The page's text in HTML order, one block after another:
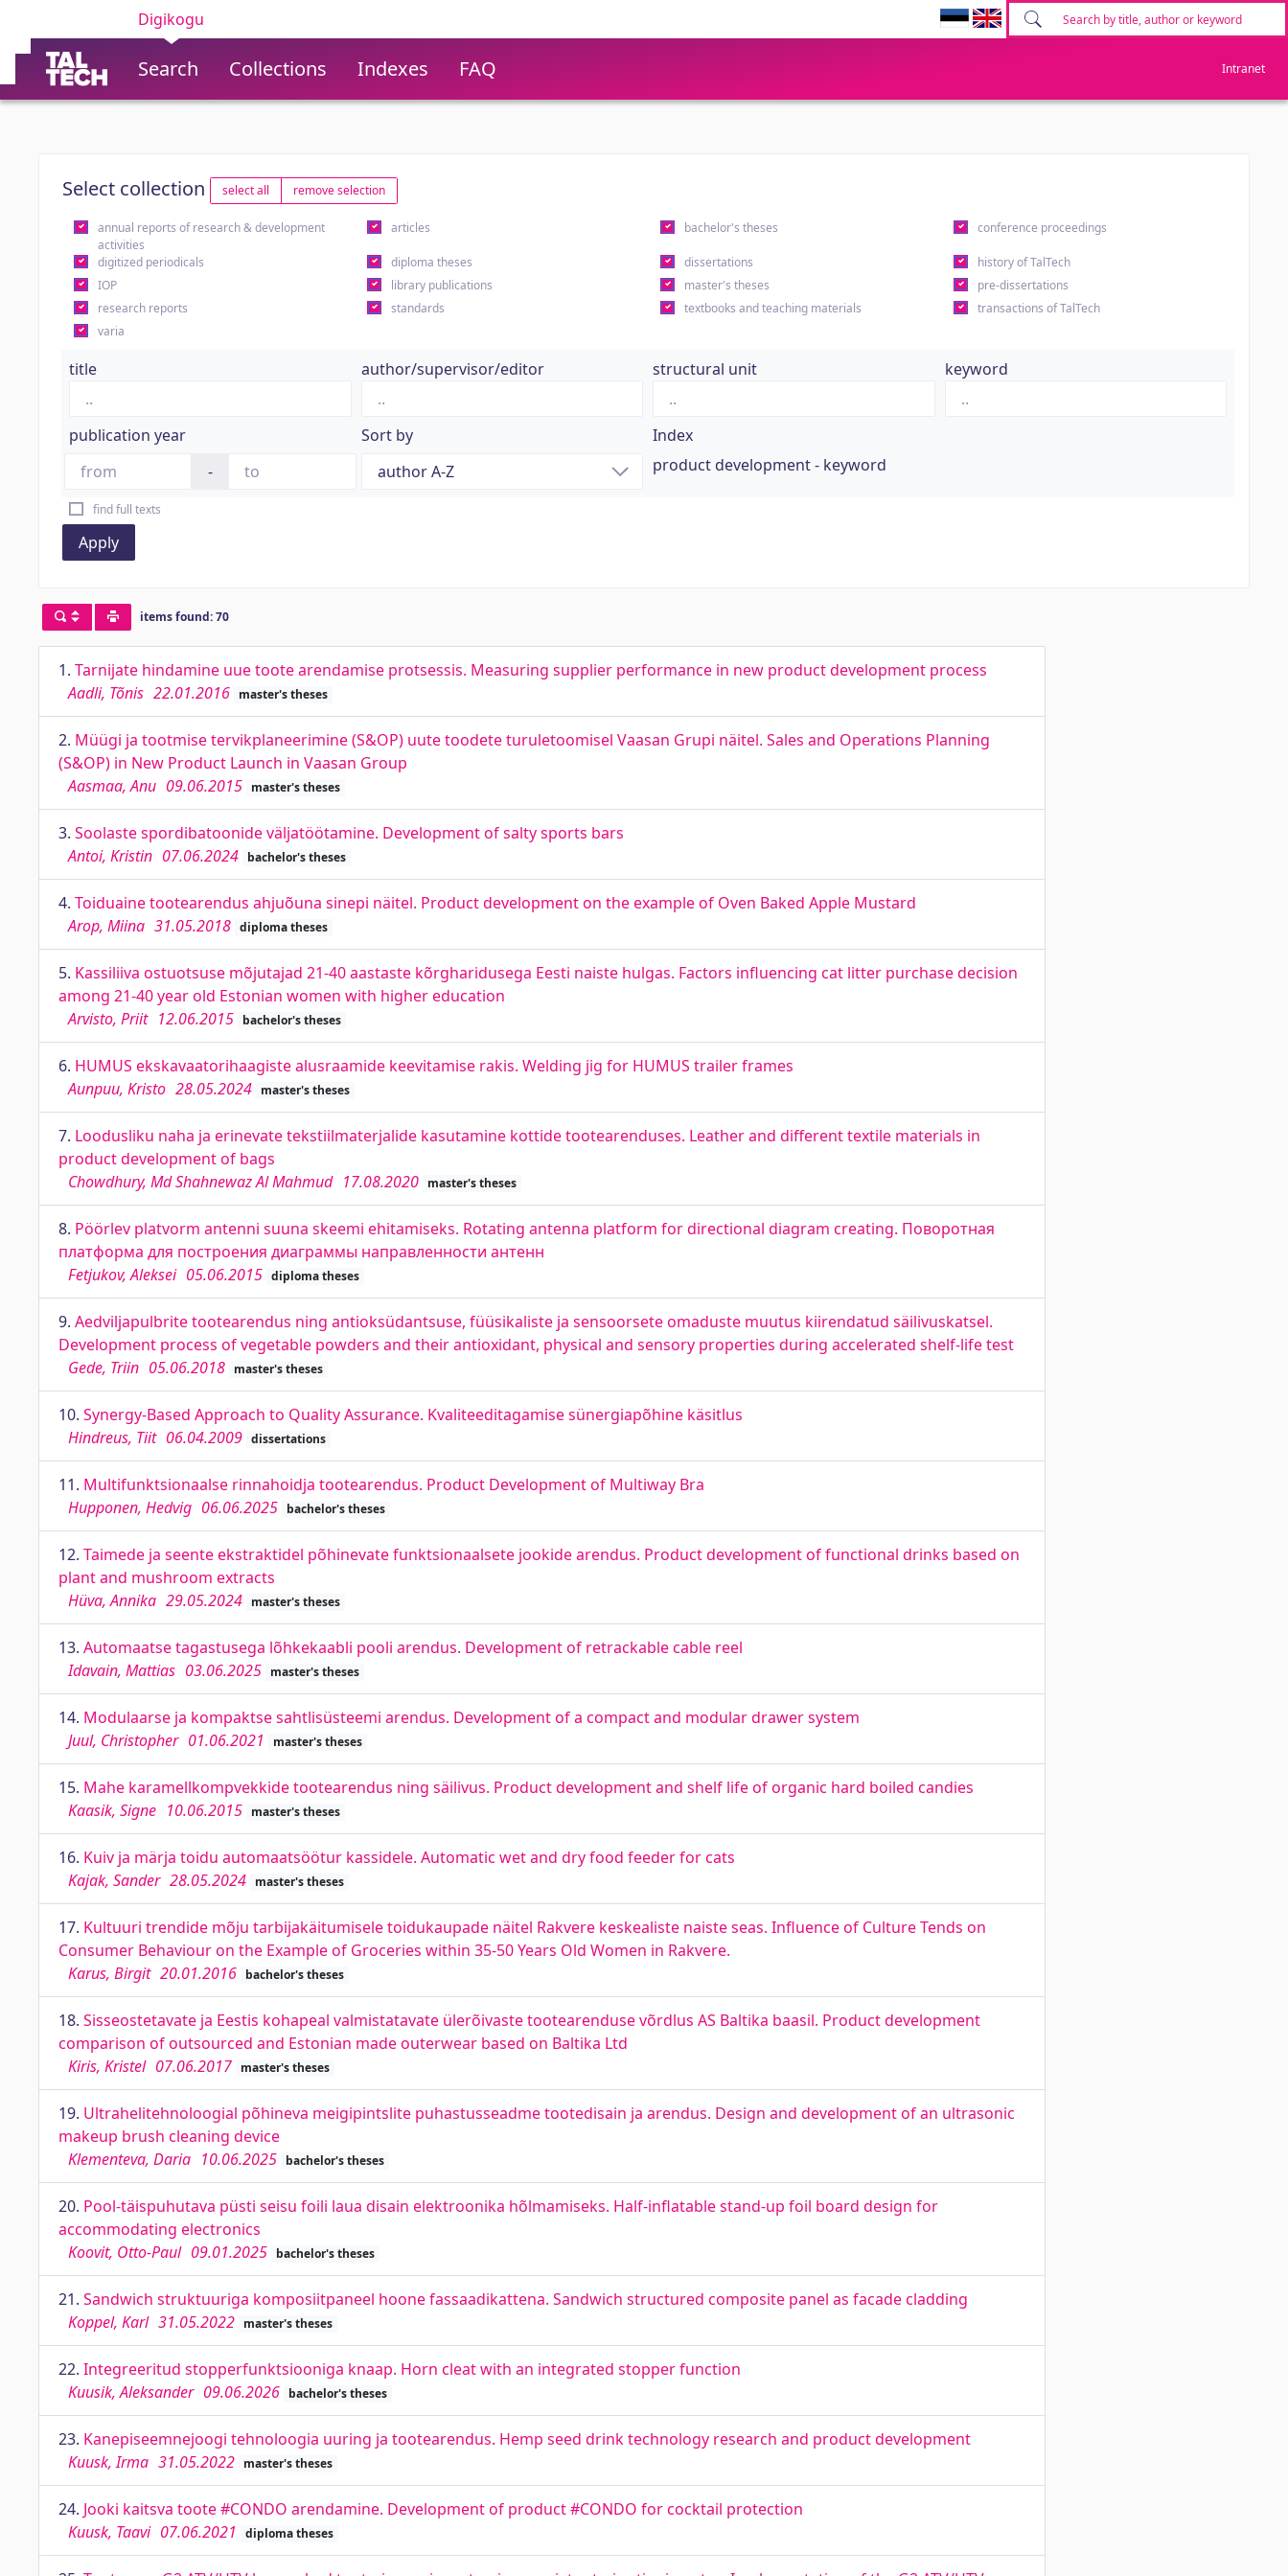
Digikogu
Search Collections Indexes FAQ Intranet
Select collection select all remove selection
annual reports of research & development
activities
articles bachelor's theses conference proceedings
digitized periodicals diploma theses dissertations
history of TalTech
IOP
library publications master's theses
pre-dissertations
research reports
standards textbooks and teaching materials
transactions of TalTech
varia
title author/supervisor/editor structural unit keyword
publication year
-
Sort by
Index
product development - keyword
find full texts
Apply
items found: 70
1. Tarnijate hindamine uue toote arendamise protsessis. Measuring supplier performance in new product development process
Aadli, Tõnis 22.01.2016 master's theses
2. Müügi ja tootmise tervikplaneerimine (S&OP) uute toodete turuletoomisel Vaasan Grupi näitel. Sales and Operations Planning
(S&OP) in New Product Launch in Vaasan Group
Aasmaa, Anu 09.06.2015 master's theses
3. Soolaste spordibatoonide väljatöötamine. Development of salty sports bars
Antoi, Kristin 07.06.2024 bachelor's theses
4. Toiduaine tootearendus ahjuõuna sinepi näitel. Product development on the example of Oven Baked Apple Mustard
Arop, Miina 31.05.2018 diploma theses
5. Kassiliiva ostuotsuse mõjutajad 21-40 aastaste kõrgharidusega Eesti naiste hulgas. Factors influencing cat litter purchase decision
among 21-40 year old Estonian women with higher education
Arvisto, Priit 12.06.2015 bachelor's theses
6. HUMUS ekskavaatorihaagiste alusraamide keevitamise rakis. Welding jig for HUMUS trailer frames
Aunpuu, Kristo 28.05.2024 master's theses
7. Loodusliku naha ja erinevate tekstiilmaterjalide kasutamine kottide tootearenduses. Leather and different textile materials in
product development of bags
Chowdhury, Md Shahnewaz Al Mahmud 17.08.2020 master's theses
8. Pöörlev platvorm antenni suuna skeemi ehitamiseks. Rotating antenna platform for directional diagram creating. Поворотная
платформа для построения диаграммы направленности антенн
Fetjukov, Aleksei 05.06.2015 diploma theses
9. Aedviljapulbrite tootearendus ning antioksüdantsuse, füüsikaliste ja sensoorsete omaduste muutus kiirendatud säilivuskatsel.
Development process of vegetable powders and their antioxidant, physical and sensory properties during accelerated shelf-life test
Gede, Triin 05.06.2018 master's theses
10. Synergy-Based Approach to Quality Assurance. Kvaliteeditagamise sünergiapõhine käsitlus
Hindreus, Tiit 06.04.2009 dissertations
11. Multifunktsionaalse rinnahoidja tootearendus. Product Development of Multiway Bra
Hupponen, Hedvig 06.06.2025 bachelor's theses
12. Taimede ja seente ekstraktidel põhinevate funktsionaalsete jookide arendus. Product development of functional drinks based on
plant and mushroom extracts
Hüva, Annika 29.05.2024 master's theses
13. Automaatse tagastusega lõhkekaabli pooli arendus. Development of retrackable cable reel
Idavain, Mattias 03.06.2025 master's theses
14. Modulaarse ja kompaktse sahtlisüsteemi arendus. Development of a compact and modular drawer system
Juul, Christopher 01.06.2021 master's theses
15. Mahe karamellkompvekkide tootearendus ning säilivus. Product development and shelf life of organic hard boiled candies
Kaasik, Signe 10.06.2015 master's theses
16. Kuiv ja märja toidu automaatsöötur kassidele. Automatic wet and dry food feeder for cats
Kajak, Sander 28.05.2024 master's theses
17. Kultuuri trendide mõju tarbijakäitumisele toidukaupade näitel Rakvere keskealiste naiste seas. Influence of Culture Tends on
Consumer Behaviour on the Example of Groceries within 35-50 Years Old Women in Rakvere.
Karus, Birgit 20.01.2016 bachelor's theses
18. Sisseostetavate ja Eestis kohapeal valmistatavate ülerõivaste tootearenduse võrdlus AS Baltika baasil. Product development
comparison of outsourced and Estonian made outerwear based on Baltika Ltd
Kiris, Kristel 07.06.2017 master's theses
19. Ultrahelitehnoloogial põhineva meigipintslite puhastusseadme tootedisain ja arendus. Design and development of an ultrasonic
makeup brush cleaning device
Klementeva, Daria 10.06.2025 bachelor's theses
20. Pool-täispuhutava püsti seisu foili laua disain elektroonika hõlmamiseks. Half-inflatable stand-up foil board design for
accommodating electronics
Koovit, Otto-Paul 09.01.2025 bachelor's theses
21. Sandwich struktuuriga komposiitpaneel hoone fassaadikattena. Sandwich structured composite panel as facade cladding
Koppel, Karl 31.05.2022 master's theses
22. Integreeritud stopperfunktsiooniga knaap. Horn cleat with an integrated stopper function
Kuusik, Aleksander 09.06.2026 bachelor's theses
23. Kanepiseemnejoogi tehnoloogia uuring ja tootearendus. Hemp seed drink technology research and product development
Kuusk, Irma 31.05.2022 master's theses
24. Jooki kaitsva toote #CONDO arendamine. Development of product #CONDO for cocktail protection
Kuusk, Taavi 07.06.2021 diploma theses